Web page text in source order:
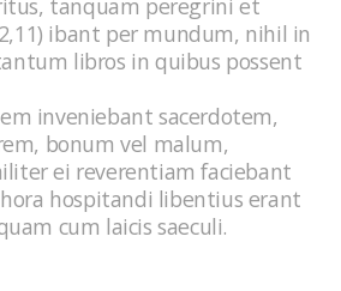
ibant per mundum, nihil in
libros in quibus possent
inveniebant sacerdotem,
bonum vel malum,
ei reverentiam faciebant
hospitandi libentius erant
cum laicis saeculi.